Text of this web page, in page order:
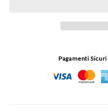
Pagamenti